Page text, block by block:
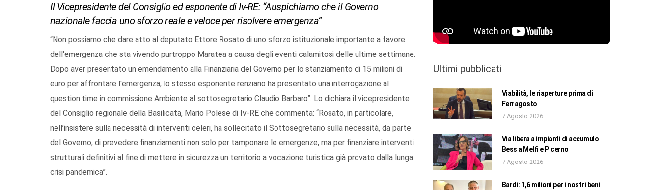
Il Vicepresidente del Consiglio ed esponente di Iv-RE: “Auspichiamo che il Governo
nazionale faccia uno sforzo reale e veloce per risolvere emergenza”
“Non possiamo che dare atto al deputato Ettore Rosato di uno sforzo istituzionale importante a favore
dell'emergenza che sta vivendo purtroppo Maratea a causa degli eventi calamitosi delle ultime settimane.
Dopo aver presentato un emendamento alla Finanziaria del Governo per lo stanziamento di 15 milioni di
euro per affrontare l'emergenza, lo stesso esponente renziano ha presentato una interrogazione al
question time in commissione Ambiente al sottosegretario Claudio Barbaro”. Lo dichiara il vicepresidente
del Consiglio regionale della Basilicata, Mario Polese di Iv-RE che commenta: “Rosato, in particolare,
nell’insistere sulla necessità di interventi celeri, ha sollecitato il Sottosegretario sulla necessità, da parte
del Governo, di prevedere finanziamenti non solo per tamponare le emergenze, ma per finanziare interventi
strutturali definitivi al fine di mettere in sicurezza un territorio a vocazione turistica già provato dalla lunga
crisi pandemica”.
Ultimi pubblicati
Viabilità, le riaperture prima di
Ferragosto
7 Agosto 2026
Via libera a impianti di accumulo
Bess a Melfi e Picerno
7 Agosto 2026
Bardi: 1,6 milioni per i nostri beni